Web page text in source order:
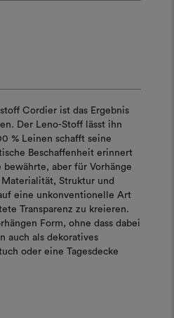
Cordier ist das Ergebnis
Der Leno-Stoff lässt ihn
% Leinen schafft seine
Beschaffenheit erinnert
aber für Vorhänge
Struktur und
eine unkonventionelle Art
Transparenz zu kreieren.
Form, ohne dass dabei
auch als dekoratives
oder eine Tagesdecke